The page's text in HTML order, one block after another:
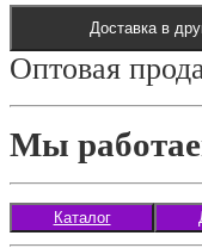
Доставка в
Оптовая
Мы
Каталог